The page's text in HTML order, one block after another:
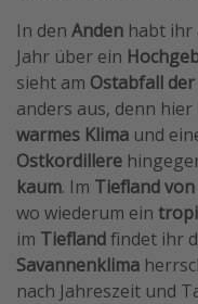
In den Anden habt ihr
Jahr über ein
sieht am Ostabfall
anders aus, denn
warmes Klima und
Ostkordillere
kaum. Im Tiefland
wo wiederum ein
im Tieflandfindet ihr
Savannenklima
nach Jahreszeit und